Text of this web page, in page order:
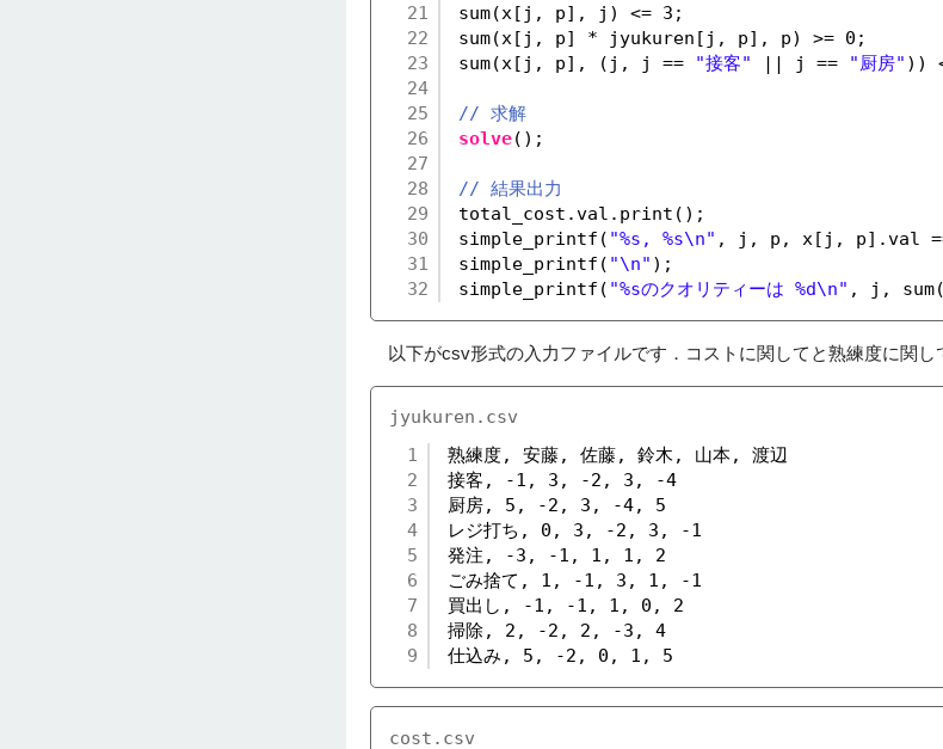
21
22
23
24
25
26
27
28
29
30
31
32
sum(x[j, p], j) <= 3;
sum(x[j, p] * jyukuren[j, p], p) >= 0;
sum(x[j, p], (j, j ==
"接客" || j == "厨房" ))
// 求解
solve();
// 結果出力
total_cost.val.print();
simple_printf( "%s, %s\n" , j, p, x[j, p].val
simple_printf( "\n" );
simple_printf( "%sのクオリティーは %d\n" , j,
以下がcsv形式の入力ファイルです．コストに関してと熟練度に関し
jyukuren.csv
1
2
3
4
5
6
7
8
9
熟練度, 安藤, 佐藤, 鈴木, 山本, 渡辺
接客, -1, 3, -2, 3, -4
厨房, 5, -2, 3, -4, 5
レジ打ち, 0, 3, -2, 3, -1
発注, -3, -1, 1, 1, 2
ごみ捨て, 1, -1, 3, 1, -1
買出し, -1, -1, 1, 0, 2
掃除, 2, -2, 2, -3, 4
仕込み, 5, -2, 0, 1, 5
cost.csv